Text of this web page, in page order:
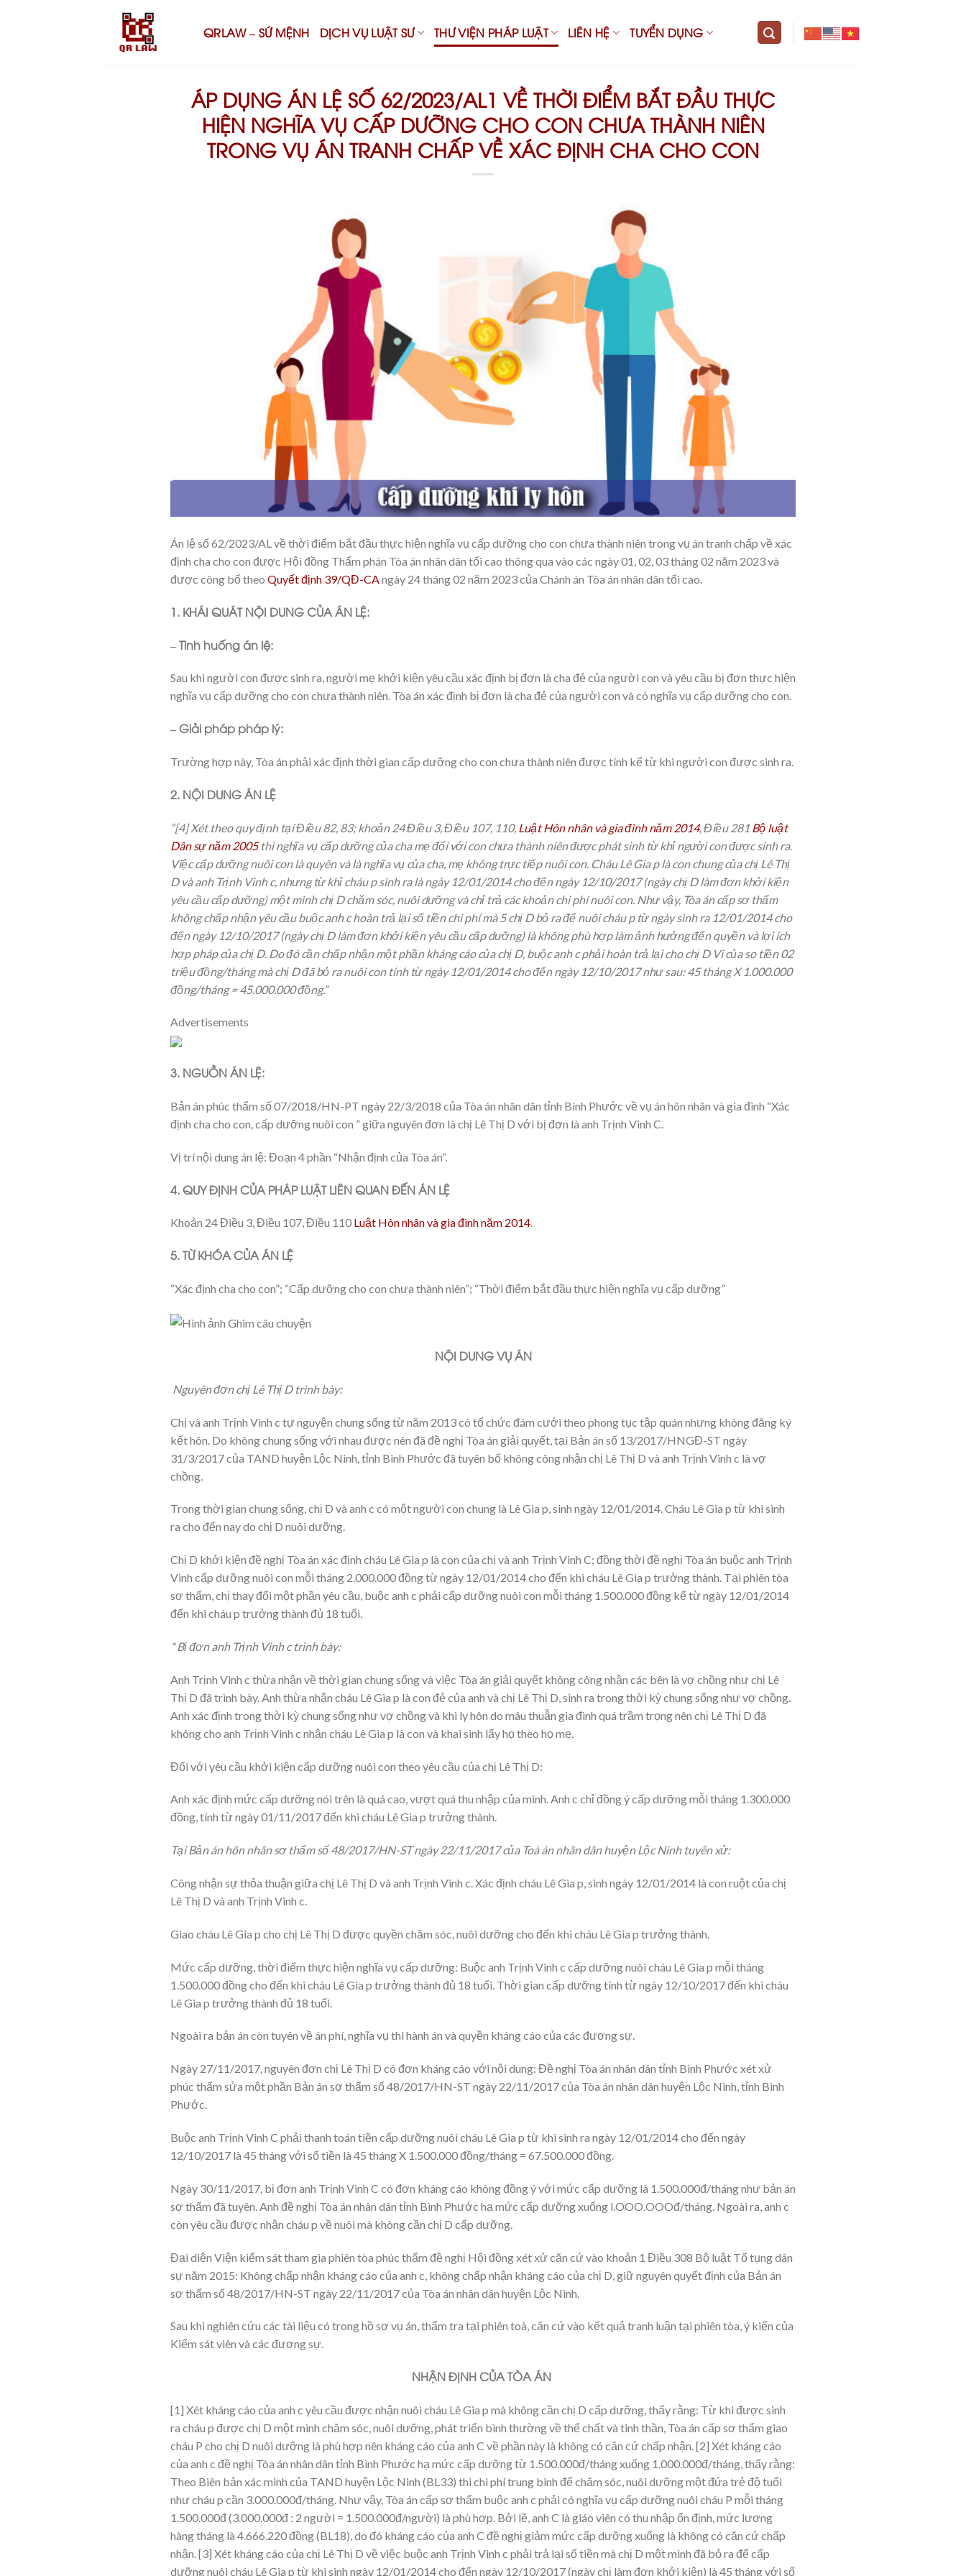
QRLAW – SỨ MỆNH DỊCH VỤ LUẬT SƯ THƯ VIỆN PHÁP LUẬT LIÊN HỆ TUYỂN DỤNG
ÁP DỤNG ÁN LỆ SỐ 62/2023/AL1 VỀ THỜI ĐIỂM BẮT ĐẦU THỰC
HIỆN NGHĨA VỤ CẤP DƯỠNG CHO CON CHƯA THÀNH NIÊN
TRONG VỤ ÁN TRANH CHẤP VỀ XÁC ĐỊNH CHA CHO CON
Án lệ số 62/2023/AL về thời điểm bắt đầu thực hiện nghĩa vụ cấp dưỡng cho con chưa thành niên trong vụ án tranh chấp về xác
định cha cho con được Hội đồng Thẩm phán Tòa án nhân dân tối cao thông qua vào các ngày 01, 02, 03 tháng 02 năm 2023 và
được công bố theo Quyết định 39/QĐ-CAngày 24 tháng 02 năm 2023 của Chánh án Tòa án nhân dân tối cao.
1. KHÁI QUÁT NỘI DUNG CỦA ÁN LỆ:
– Tình huống án lệ:
Sau khi người con được sinh ra, người mẹ khởi kiện yêu cầu xác định bị đơn là cha đẻ của người con và yêu cầu bị đơn thực hiện
nghĩa vụ cấp dưỡng cho con chưa thành niên. Tòa án xác định bị đơn là cha đẻ của người con và có nghĩa vụ cấp dưỡng cho con.
– Giải pháp pháp lý:
Trường hợp này, Tòa án phải xác định thời gian cấp dưỡng cho con chưa thành niên được tính kể từ khi người con được sinh ra.
2. NỘI DUNG ÁN LỆ
“[4] Xét theo quy định tại Điều 82, 83; khoản 24 Điều 3, Điều 107, 110, Luật Hôn nhân và gia đình năm 2014, Điều 281 Bộ luật
Dân sự năm 2005thì nghĩa vụ cấp dưỡng của cha mẹ đối với con chưa thành niên được phát sinh từ khỉ người con được sinh ra.
Việc cấp dưỡng nuôi con là quyên và là nghĩa vụ của cha, mẹ không trực tiếp nuôi con. Cháu Lê Gia p là con chung của chị Lê Thị
D và anh Trịnh Vinh c, nhưng từ khỉ cháu p sình ra là ngày 12/01/2014 cho đến ngày 12/10/2017 (ngày chị D làm đơn khởi kiện
yêu cầu cấp dưỡng) một mình chị D chăm sóc, nuôi dưỡng và chỉ trả các khoản chi phí nuôi con. Như vậy, Tòa án cấp sơ thẩm
không chấp nhận yêu cầu buộc anh c hoàn trả lại số tiền chi phí mà 5 chị D bỏ ra để nuôi cháu p từ ngày sình ra 12/01/2014 cho
đến ngày 12/10/2017 (ngày chị D làm đơn khởi kiện yêu cầu cấp dưỡng) là không phù hợp làm ảnh hưởng đến quyền và lợi ích
hợp pháp của chị D. Do đó cần chấp nhận một phần kháng cáo của chị D, buộc anh c phải hoàn trả lại cho chị D Vi của so tiền 02
triệu đồng/tháng mà chị D đã bỏ ra nuôi con tính từ ngày 12/01/2014 cho đến ngày 12/10/2017 như sau: 45 tháng X 1.000.000
đồng/tháng = 45.000.000 đồng.”
Advertisements
3. NGUỒN ÁN LỆ:
Bản án phúc thẩm số 07/2018/HN-PT ngày 22/3/2018 của Tòa án nhân dân tỉnh Bình Phước về vụ án hôn nhân và gia đình “Xác
định cha cho con, cấp dưỡng nuôi con ” giữa nguyên đơn là chị Lê Thị D với bị đơn là anh Trịnh Vinh C.
Vị trí nội dung án lệ: Đoạn 4 phần “Nhận định của Tòa án”.
4. QUY ĐỊNH CỦA PHÁP LUẬT LIÊN QUAN ĐẾN ÁN LỆ
Khoản 24 Điều 3, Điều 107, Điều 110 Luật Hôn nhân và gia đình năm 2014.
5. TỪ KHÓA CỦA ÁN LỆ
“Xác định cha cho con”; “Cấp dưỡng cho con chưa thành niên”; “Thời điểm bắt đầu thực hiện nghĩa vụ cấp dưỡng”
NỘI DUNG VỤ ÁN
Nguyên đơn chị Lê Thị D trình bày:
Chị và anh Trịnh Vinh c tự nguyện chung sống từ năm 2013 có tổ chức đám cưới theo phong tục tập quán nhưng không đăng ký
kết hôn. Do không chung sống với nhau được nên đã đề nghị Tòa án giải quyết, tại Bản án số 13/2017/HNGĐ-ST ngày
31/3/2017 của TAND huyện Lộc Ninh, tỉnh Bình Phước đã tuyên bố không công nhận chị Lê Thị D và anh Trịnh Vinh c là vợ
chồng.
Trong thời gian chung sống, chị D và anh c có một người con chung là Lê Gia p, sinh ngày 12/01/2014. Cháu Lê Gia p từ khi sinh
ra cho đến nay do chị D nuôi dưỡng.
Chị D khởi kiện đề nghị Tòa án xác định cháu Lê Gia p là con của chị và anh Trịnh Vinh C; đồng thời đề nghị Tòa án buộc anh Trịnh
Vinh cấp dưỡng nuôi con mỗi tháng 2.000.000 đồng từ ngày 12/01/2014 cho đến khi cháu Lê Gia p trưởng thành. Tại phiên tòa
sơ thấm, chị thay đổi một phần yêu cầu, buộc anh c phải cấp dưỡng nuôi con mỗi tháng 1.500.000 đồng kể từ ngày 12/01/2014
đến khi cháu p trưởng thành đủ 18 tuổi.
* Bị đơn anh Trịnh Vinh c trình bày:
Anh Trịnh Vinh c thừa nhận về thời gian chung sống và việc Tòa án giải quyết không công nhận các bên là vợ chồng như chị Lê
Thị D đã trình bày. Anh thừa nhận cháu Lê Gia p là con đẻ của anh và chị Lê Thị D, sinh ra trong thời kỳ chung sống như vợ chồng.
Anh xác định trong thời kỳ chung sống như vợ chồng và khi ly hôn do mâu thuẫn gia đình quá trầm trọng nên chị Lê Thị D đã
không cho anh Trịnh Vinh c nhận cháu Lê Gia p là con và khai sinh lấy họ theo họ mẹ.
Đối với yêu cầu khởi kiện cấp dưỡng nuôi con theo yêu cầu của chị Lê Thị D:
Anh xác định mức cấp dưỡng nói trên là quá cao, vượt quá thu nhập của mình. Anh c chỉ đồng ý cấp dưỡng mỗi tháng 1.300.000
đồng, tính từ ngày 01/11/2017 đến khi cháu Lê Gia p trưởng thành.
Tại Bản án hôn nhân sơ thẩm số 48/2017/HN-ST ngày 22/11/2017 của Toà án nhân dân huyện Lộc Ninh tuyên xử:
Công nhận sự thỏa thuận giữa chị Lê Thị D và anh Trịnh Vinh c. Xác định cháu Lê Gia p, sinh ngày 12/01/2014 là con ruột của chị
Lê Thị D và anh Trịnh Vinh c.
Giao cháu Lê Gia p cho chị Lê Thị D được quyền chăm sóc, nuôi dưỡng cho đến khi cháu Lê Gia p trưởng thành.
Mức cấp dưỡng, thời điểm thực hiện nghĩa vụ cấp dưỡng: Buộc anh Trịnh Vinh c cấp dưỡng nuôi cháu Lê Gia p mỗi tháng
1.500.000 đồng cho đến khi cháu Lê Gia p trưởng thành đủ 18 tuổi. Thời gian cấp dưỡng tính từ ngày 12/10/2017 đến khi cháu
Lê Gia p trưởng thành đủ 18 tuổi.
Ngoài ra bản án còn tuyên về án phí, nghĩa vụ thi hành án và quyền kháng cáo của các đương sự.
Ngày 27/11/2017, nguyên đơn chị Lê Thị D có đơn kháng cáo với nội dung: Đề nghị Tòa án nhân dân tỉnh Bình Phước xét xử
phúc thẩm sửa một phần Bản án sơ thẩm số 48/2017/HN-ST ngày 22/11/2017 của Tòa án nhân dân huyện Lộc Ninh, tỉnh Bình
Phước.
Buộc anh Trịnh Vinh C phải thanh toán tiền cấp dưỡng nuôi cháu Lê Gia p từ khi sinh ra ngày 12/01/2014 cho đến ngày
12/10/2017 là 45 tháng với số tiền là 45 tháng X 1.500.000 đồng/tháng = 67.500.000 đồng.
Ngày 30/11/2017, bị đơn anh Trịnh Vinh C có đơn kháng cáo không đồng ý với mức cấp dưỡng là 1.500.000đ/tháng như bản án
sơ thẩm đã tuyên. Anh đề nghị Tòa án nhân dân tỉnh Bình Phước hạ mức cấp dưỡng xuống l.OOO.OOOđ/tháng. Ngoài ra, anh c
còn yêu cầu được nhận cháu p về nuôi mà không cần chị D cấp dưỡng.
Đại diện Viện kiểm sát tham gia phiên tòa phúc thẩm đề nghị Hội đồng xét xử căn cứ vào khoản 1 Điều 308 Bộ luật Tố tụng dân
sự năm 2015: Không chấp nhận kháng cáo của anh c, không chấp nhận kháng cáo của chị D, giữ nguyên quyết định của Bản án
sơ thẩm số 48/2017/HN-ST ngày 22/11/2017 của Tòa án nhân dân huyện Lộc Ninh.
Sau khi nghiên cứu các tài liệu có trong hồ sơ vụ án, thẩm tra tại phiên toà, căn cứ vào kết quả tranh luận tại phiên tòa, ý kiến của
Kiểm sát viên và các đương sự.
NHẬN ĐỊNH CỦA TÒA ÁN
[1] Xét kháng cáo của anh c yêu cầu được nhận nuôi cháu Lê Gia p mà không cần chị D cấp dưỡng, thấy rằng: Từ khi được sinh
ra cháu p được chị D một mình chăm sóc, nuôi dưỡng, phát triển bình thường về thể chất và tinh thần, Tòa án cấp sơ thẩm giao
cháu P cho chị D nuôi dưỡng là phù hợp nên kháng cáo của anh C về phần này là không có căn cứ chấp nhận.[2] Xét kháng cáo
của anh c đề nghị Tòa án nhân dân tỉnh Bình Phước hạ mức cấp dưỡng từ 1.500.000đ/tháng xuống 1.000.000đ/tháng, thấy rằng:
Theo Biên bản xác minh của TAND huyện Lộc Ninh (BL33) thì chi phí trung bình để chăm sóc, nuôi dưỡng một đứa trẻ độ tuổi
như cháu p cần 3.000.000đ/tháng. Như vậy, Tòa án cấp sơ thẩm buộc anh c phải có nghĩa vụ cấp dưỡng nuôi cháu P mỗi tháng
1.500.000đ (3.000.000đ : 2 người = 1.500.000đ/người) là phù hợp. Bởi lẽ, anh C là giáo viên có thu nhập ổn định, mức lương
hàng tháng là 4.666.220 đồng (BL18), do đó kháng cáo của anh C đề nghị giảm mức cấp dưỡng xuống là không có căn cứ chấp
nhận.[3] Xét kháng cáo của chị Lê Thị D về việc buộc anh Trịnh Vinh c phải trả lại số tiền mà chị D một mình đã bỏ ra để cấp
dưỡng nuôi cháu Lê Gia p từ khi sinh ngày 12/01/2014 cho đến ngày 12/10/2017 (ngày chị làm đơn khởi kiện) là 45 tháng với số